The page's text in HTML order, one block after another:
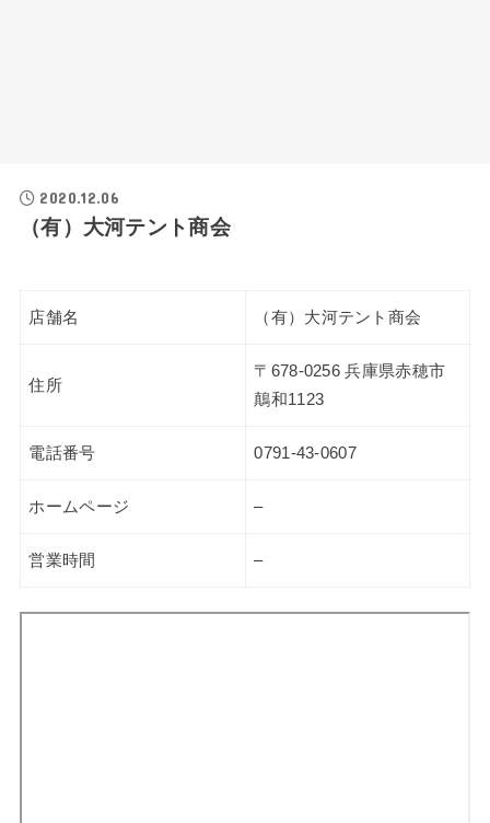
2020.12.06
（有）大河テント商会
店舗名 （有）大河テント商会
住所
〒678-0256 兵庫県赤穂市
鷏和1123
電話番号 0791-43-0607
ホームページ –
営業時間 –